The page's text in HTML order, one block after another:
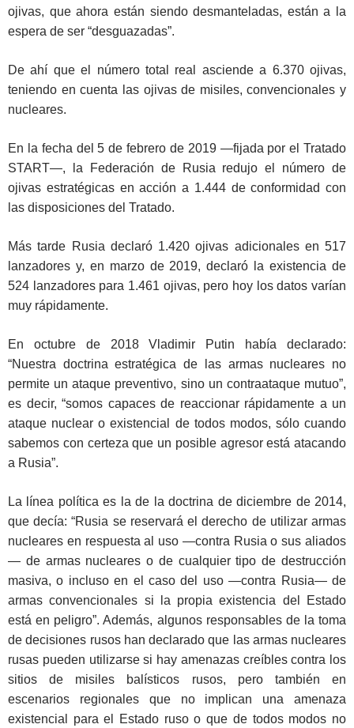
ojivas, que ahora están siendo desmanteladas, están a la
espera de ser “desguazadas”.
De ahí que el número total real asciende a 6.370 ojivas,
teniendo en cuenta las ojivas de misiles, convencionales y
nucleares.
En la fecha del 5 de febrero de 2019 —fijada por el Tratado
START—, la Federación de Rusia redujo el número de
ojivas estratégicas en acción a 1.444 de conformidad con
las disposiciones del Tratado.
Más tarde Rusia declaró 1.420 ojivas adicionales en 517
lanzadores y, en marzo de 2019, declaró la existencia de
524 lanzadores para 1.461 ojivas, pero hoy los datos varían
muy rápidamente.
En octubre de 2018 Vladimir Putin había declarado:
“Nuestra doctrina estratégica de las armas nucleares no
permite un ataque preventivo, sino un contraataque mutuo”,
es decir, “somos capaces de reaccionar rápidamente a un
ataque nuclear o existencial de todos modos, sólo cuando
sabemos con certeza que un posible agresor está atacando
a Rusia”.
La línea política es la de la doctrina de diciembre de 2014,
que decía: “Rusia se reservará el derecho de utilizar armas
nucleares en respuesta al uso —contra Rusia o sus aliados
— de armas nucleares o de cualquier tipo de destrucción
masiva, o incluso en el caso del uso —contra Rusia— de
armas convencionales si la propia existencia del Estado
está en peligro”. Además, algunos responsables de la toma
de decisiones rusos han declarado que las armas nucleares
rusas pueden utilizarse si hay amenazas creíbles contra los
sitios de misiles balísticos rusos, pero también en
escenarios regionales que no implican una amenaza
existencial para el Estado ruso o que de todos modos no